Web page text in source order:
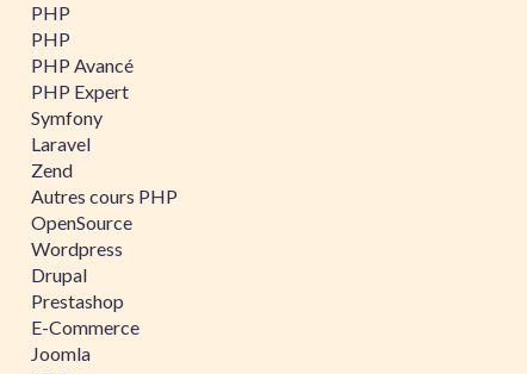
PHP
PHP
PHP Avancé
PHP Expert
Symfony
Laravel
Zend
Autres cours PHP
OpenSource
Wordpress
Drupal
Prestashop
E-Commerce
Joomla